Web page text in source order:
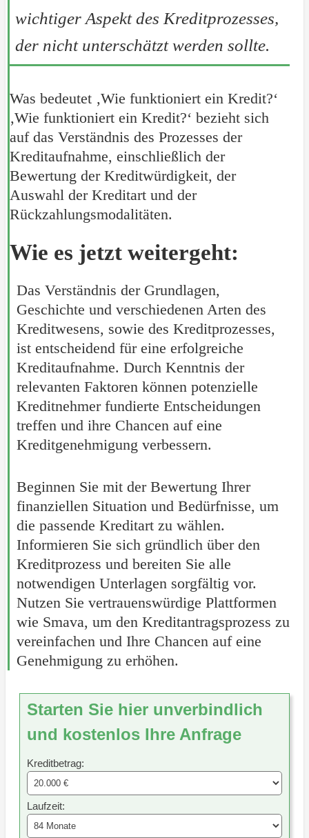
wichtiger Aspekt des Kreditprozesses,
der nicht unterschätzt werden sollte.
Was bedeutet ‚Wie funktioniert ein Kredit?‘
‚Wie funktioniert ein Kredit?‘ bezieht sich
auf das Verständnis des Prozesses der
Kreditaufnahme, einschließlich der
Bewertung der Kreditwürdigkeit, der
Auswahl der Kreditart und der
Rückzahlungsmodalitäten.
Wie es jetzt weitergeht:
Das Verständnis der Grundlagen,
Geschichte und verschiedenen Arten des
Kreditwesens, sowie des Kreditprozesses,
ist entscheidend für eine erfolgreiche
Kreditaufnahme. Durch Kenntnis der
relevanten Faktoren können potenzielle
Kreditnehmer fundierte Entscheidungen
treffen und ihre Chancen auf eine
Kreditgenehmigung verbessern.
Beginnen Sie mit der Bewertung Ihrer
finanziellen Situation und Bedürfnisse, um
die passende Kreditart zu wählen.
Informieren Sie sich gründlich über den
Kreditprozess und bereiten Sie alle
notwendigen Unterlagen sorgfältig vor.
Nutzen Sie vertrauenswürdige Plattformen
wie Smava, um den Kreditantragsprozess zu
vereinfachen und Ihre Chancen auf eine
Genehmigung zu erhöhen.
Starten Sie hier unverbindlich
und kostenlos Ihre Anfrage
Kreditbetrag:
Laufzeit: